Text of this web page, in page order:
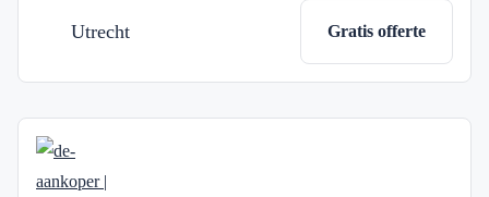
Utrecht Gratis offerte